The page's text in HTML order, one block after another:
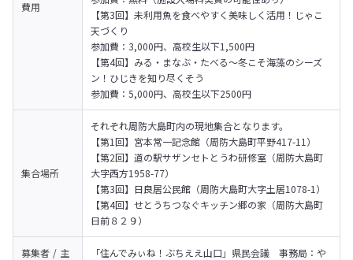
費用
【第3回】未利用魚を食べやすく美味しく活用！じゃこ
天づくり
参加費：3,000円、高校生以下1,500円
【第4回】みる・まなぶ・たべる～冬こそ海藻のシーズ
ン！ひじきを知り尽くそう
参加費：5,000円、高校生以下2500円
集合場所
それぞれ周防大島町内の現地集合となります。
【第1回】宮本常一記念館（周防大島町平野417-11）
【第2回】道の駅サザンセトとうわ研修室（周防大島町
大字西方1958-77）
【第3回】日良居公民館（周防大島町大字土居1078-1）
【第4回】せとうちつなぐキッチン郷の家（周防大島町
日前８２９）
募集者 / 主 「住んでみぃね！ぶちええ山口」県民会議　事務局：や